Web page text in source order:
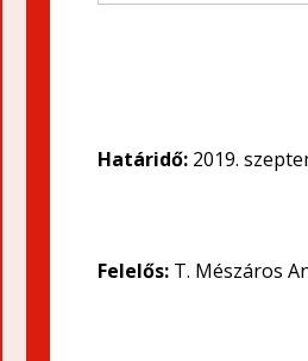
Határidő: 2019.
Felelős: T. Mészáros